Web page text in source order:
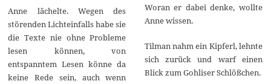
Anne lächelte. Wegen des
störenden Lichteinfalls habe sie
die Texte nie ohne Probleme
lesen können, von
entspanntem Lesen könne da
keine Rede sein, auch wenn
Woran er dabei denke, wollte
Anne wissen.
Tilman nahm ein Kipferl, lehnte
sich zurück und warf einen
Blick zum Gohliser Schlößchen.